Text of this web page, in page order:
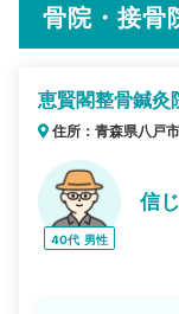
骨院・接骨
恵賢閣整骨鍼灸
住所：青森県八戸
40代 男性
信